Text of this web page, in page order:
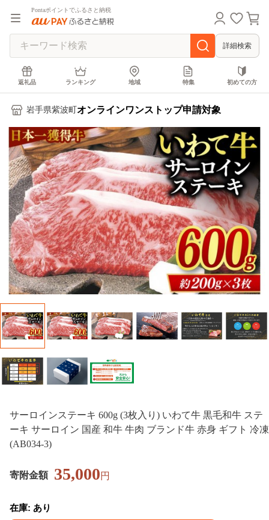
Pontaポイントでふるさと納税
詳細検索
返礼品 ランキング 地域 特集 初めての方
岩手県紫波町 オンラインワンストップ申請対象
サーロインステーキ 600g (3枚入り) いわて牛 黒毛和牛 ステ
ーキ サーロイン 国産 和牛 牛肉 ブランド牛 赤身 ギフト 冷凍
(AB034-3)
寄附金額 35,000円
在庫: あり